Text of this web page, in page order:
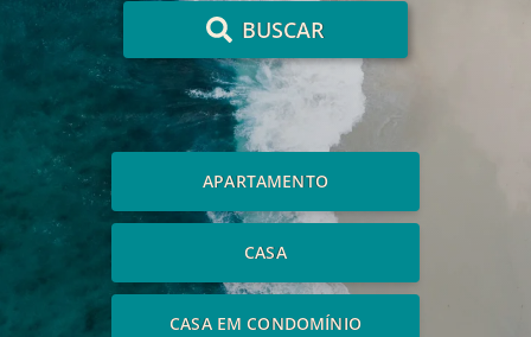
BUSCAR
APARTAMENTO
CASA
CASA EM CONDOMÍNIO